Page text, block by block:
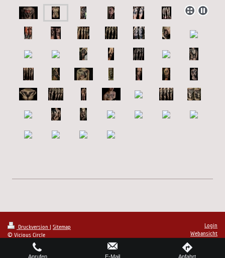
Druckversion | Sitemap
© Vicious Circle
Login
Webansicht
Anrufen E-Mail Anfahrt